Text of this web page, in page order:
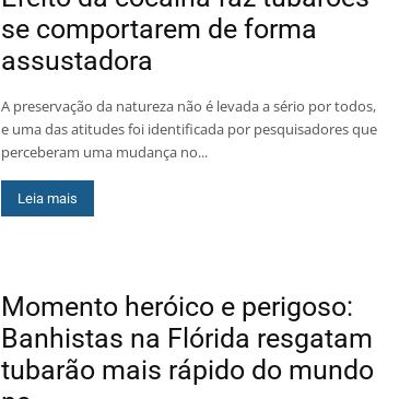
se comportarem de forma
assustadora
A preservação da natureza não é levada a sério por todos,
e uma das atitudes foi identificada por pesquisadores que
perceberam uma mudança no...
Leia mais
Momento heróico e perigoso:
Banhistas na Flórida resgatam
tubarão mais rápido do mundo